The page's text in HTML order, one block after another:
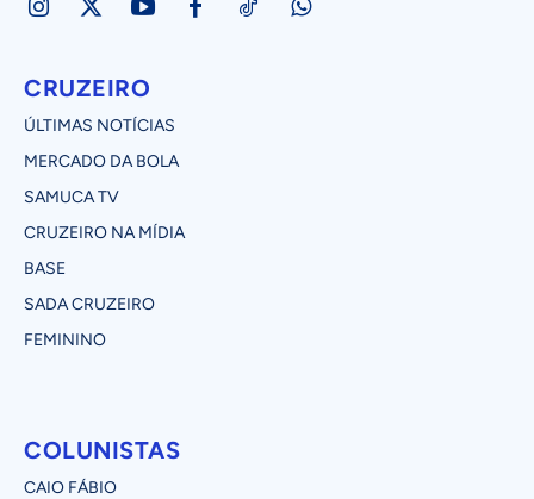
CRUZEIRO
ÚLTIMAS NOTÍCIAS
MERCADO DA BOLA
SAMUCA TV
CRUZEIRO NA MÍDIA
BASE
SADA CRUZEIRO
FEMININO
COLUNISTAS
CAIO FÁBIO